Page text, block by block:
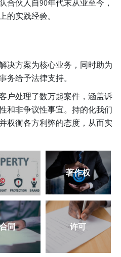
合伙人自90年代末从业至今，
的实践经验。
决方案为核心业务，同时助为
务给予法律支持。
户处理了数万起案件，涵盖诉
和非争议性事宜。持的化我们
权衡各方利弊的态度，从而实
著作权
同 许可